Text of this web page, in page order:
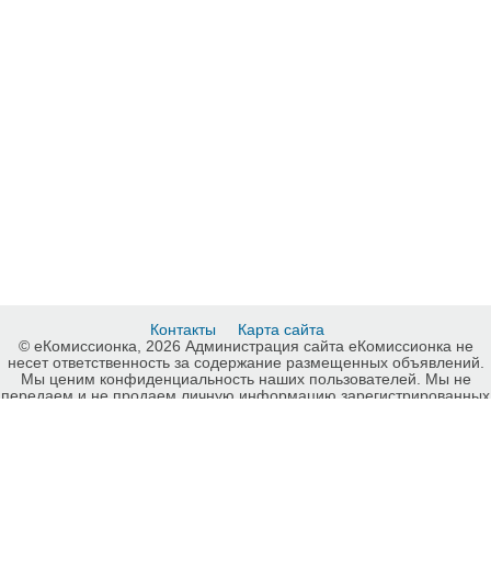
Контакты
Карта сайта
© еКомиссионка, 2026 Администрация сайта еКомиссионка не
несет ответственность за содержание размещенных объявлений.
Мы ценим конфиденциальность наших пользователей. Мы не
передаем и не продаем личную информацию зарегистрированных